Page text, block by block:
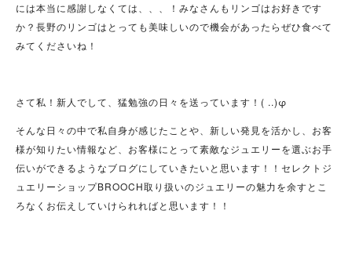
には本当に感謝しなくては、、、！みなさんもリンゴはお好きです
か？長野のリンゴはとっても美味しいので機会があったらぜひ食べて
みてくださいね！
さて私！新人でして、猛勉強の日々を送っています！( ..)φ
そんな日々の中で私自身が感じたことや、新しい発見を活かし、お客
様が知りたい情報など、お客様にとって素敵なジュエリーを選ぶお手
伝いができるようなブログにしていきたいと思います！！セレクトジ
ュエリーショップBROOCH取り扱いのジュエリーの魅力を余すとこ
ろなくお伝えしていけられればと思います！！